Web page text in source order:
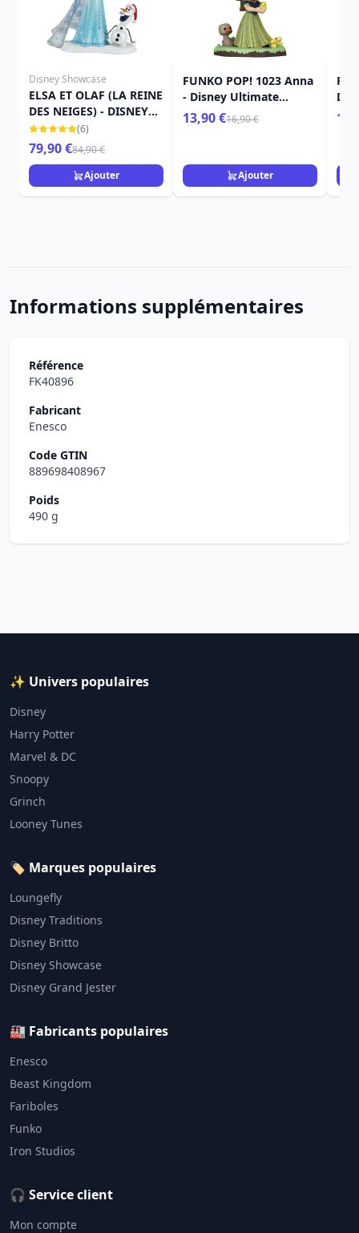
Disney Showcase
ELSA ET OLAF (LA REINE
DES NEIGES) - DISNEY
SHOWCASE
(6)
79,90 €84,90 €
Ajouter
FUNKO POP! 1023 Anna
- Disney Ultimate
Princess
13,90 €16,90 €
Ajouter
Informations supplémentaires
Référence
FK40896
Fabricant
Enesco
Code GTIN
889698408967
Poids
490 g
✨ Univers populaires
Disney
Harry Potter
Marvel & DC
Snoopy
Grinch
Looney Tunes
🏷️ Marques populaires
Loungefly
Disney Traditions
Disney Britto
Disney Showcase
Disney Grand Jester
🏭 Fabricants populaires
Enesco
Beast Kingdom
Fariboles
Funko
Iron Studios
🎧 Service client
Mon compte